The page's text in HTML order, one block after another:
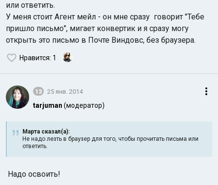
или ответить.
У меня стоит Агент мейл - он мне сразу говорит "Тебе
пришло письмо", мигает конвертик и я сразу могу
открыть это письмо в Почте Виндовс, без браузера.
Нравится: 1
13 25 янв. 2014
tarjuman (модератор)
Марта сказал(а):
Не надо лезть в браузер для того, чтобы прочитать письма или
ответить.
Надо освоить!